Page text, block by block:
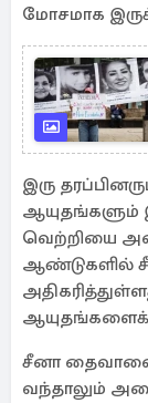
மோசமாக
இரு
ஆயுதங்களும்
வெற்றியை
ஆண்டுகளில்
சீனா தைவானை
வந்தாலும்